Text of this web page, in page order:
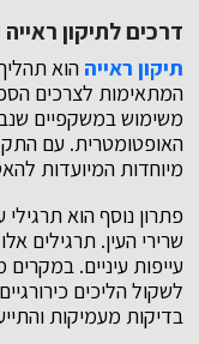
דרכים לתיקון ראייה
תיקון ראייה הוא
המתאימות לצרכים
משימוש במשקפיים
האופטומטרית. עם
מיוחדות המיועדות
פתרון נוסף הוא
שרירי העין. תרגילים
עייפות עיניים.
לשקול הליכים
בדיקות מעמיקות